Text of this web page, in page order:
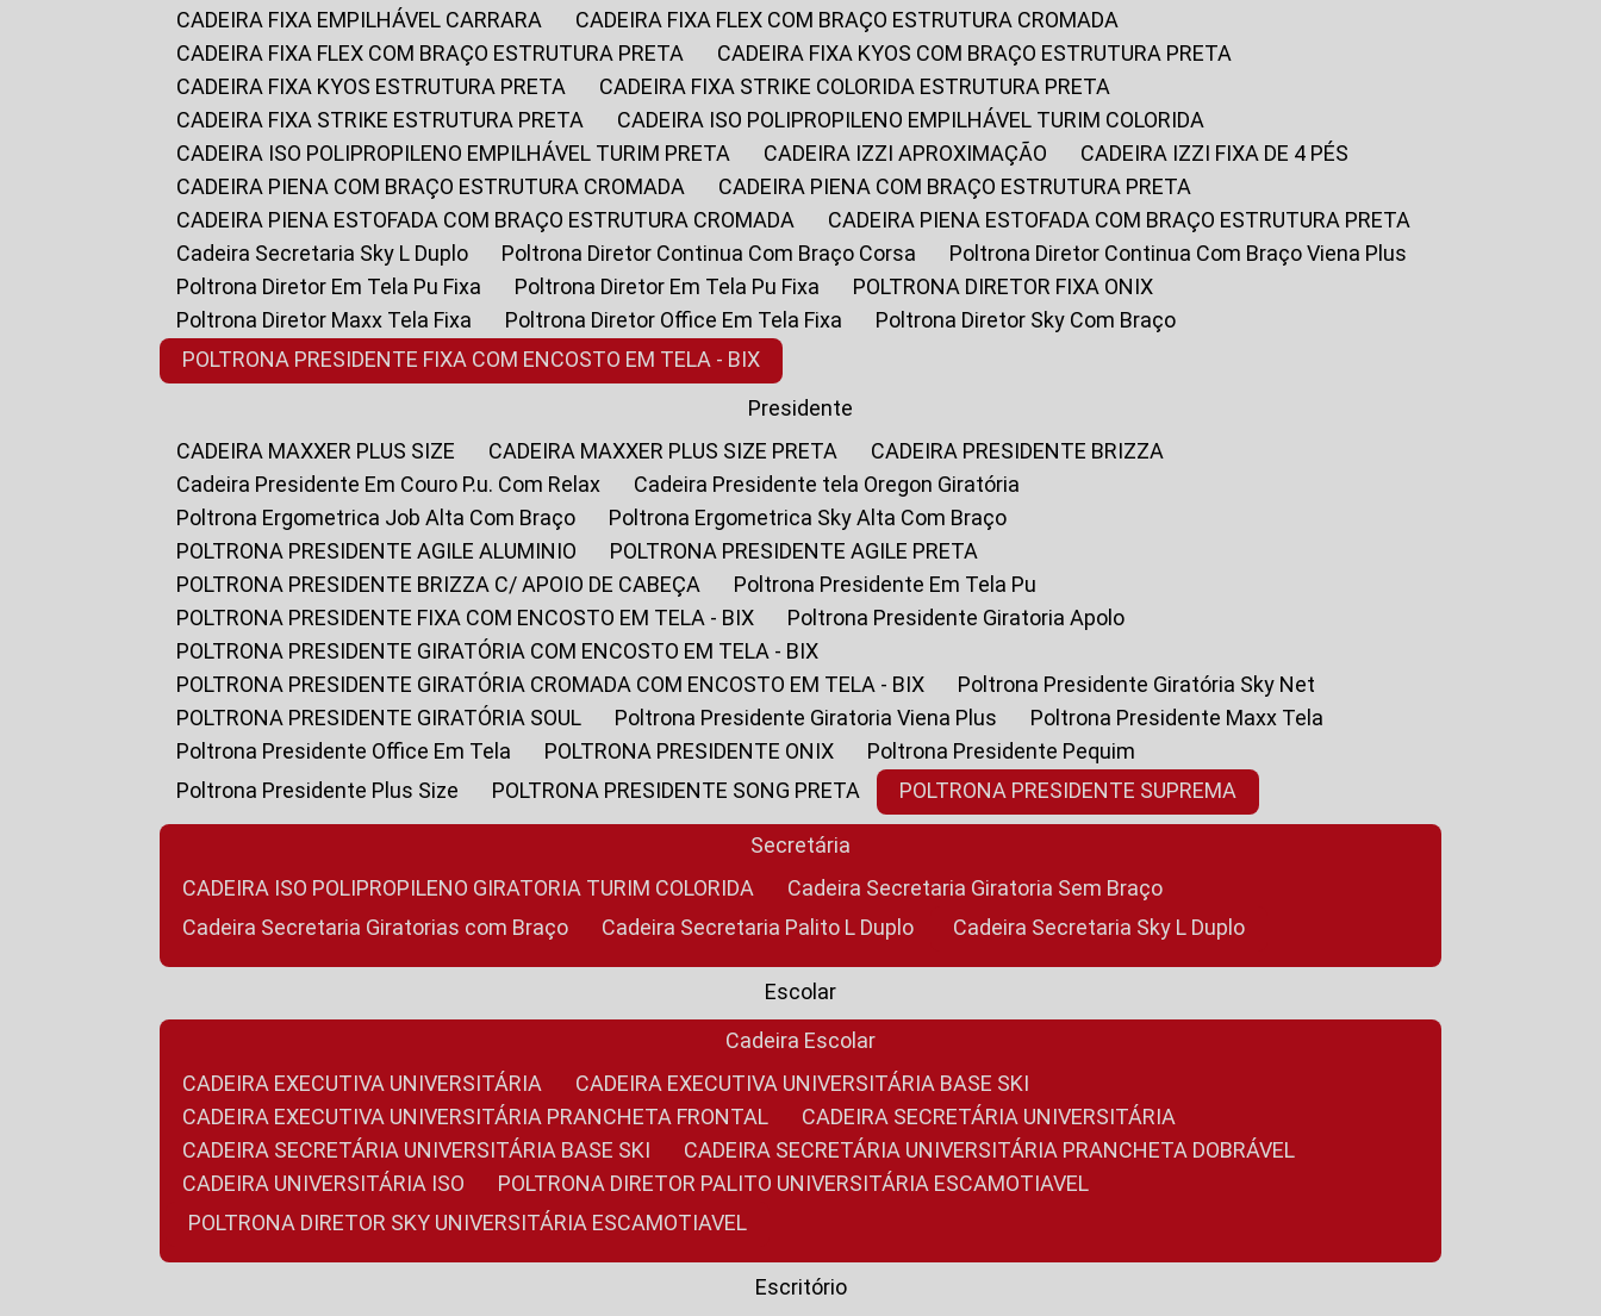
CADEIRA FIXA EMPILHÁVEL CARRARA
CADEIRA FIXA FLEX COM BRAÇO ESTRUTURA CROMADA
CADEIRA FIXA FLEX COM BRAÇO ESTRUTURA PRETA
CADEIRA FIXA KYOS COM BRAÇO ESTRUTURA PRETA
CADEIRA FIXA KYOS ESTRUTURA PRETA
CADEIRA FIXA STRIKE COLORIDA ESTRUTURA PRETA
CADEIRA FIXA STRIKE ESTRUTURA PRETA
CADEIRA ISO POLIPROPILENO EMPILHÁVEL TURIM COLORIDA
CADEIRA ISO POLIPROPILENO EMPILHÁVEL TURIM PRETA
CADEIRA IZZI APROXIMAÇÃO
CADEIRA IZZI FIXA DE 4 PÉS
CADEIRA PIENA COM BRAÇO ESTRUTURA CROMADA
CADEIRA PIENA COM BRAÇO ESTRUTURA PRETA
CADEIRA PIENA ESTOFADA COM BRAÇO ESTRUTURA CROMADA
CADEIRA PIENA ESTOFADA COM BRAÇO ESTRUTURA PRETA
Cadeira Secretaria Sky L Duplo
Poltrona Diretor Continua Com Braço Corsa
Poltrona Diretor Continua Com Braço Viena Plus
Poltrona Diretor Em Tela Pu Fixa
Poltrona Diretor Em Tela Pu Fixa
POLTRONA DIRETOR FIXA ONIX
Poltrona Diretor Maxx Tela Fixa
Poltrona Diretor Office Em Tela Fixa
Poltrona Diretor Sky Com Braço
POLTRONA PRESIDENTE FIXA COM ENCOSTO EM TELA - BIX
Presidente
CADEIRA MAXXER PLUS SIZE
CADEIRA MAXXER PLUS SIZE PRETA
CADEIRA PRESIDENTE BRIZZA
Cadeira Presidente Em Couro P.u. Com Relax
Cadeira Presidente tela Oregon Giratória
Poltrona Ergometrica Job Alta Com Braço
Poltrona Ergometrica Sky Alta Com Braço
POLTRONA PRESIDENTE AGILE ALUMINIO
POLTRONA PRESIDENTE AGILE PRETA
POLTRONA PRESIDENTE BRIZZA C/ APOIO DE CABEÇA
Poltrona Presidente Em Tela Pu
POLTRONA PRESIDENTE FIXA COM ENCOSTO EM TELA - BIX
Poltrona Presidente Giratoria Apolo
POLTRONA PRESIDENTE GIRATÓRIA COM ENCOSTO EM TELA - BIX
POLTRONA PRESIDENTE GIRATÓRIA CROMADA COM ENCOSTO EM TELA - BIX
Poltrona Presidente Giratória Sky Net
POLTRONA PRESIDENTE GIRATÓRIA SOUL
Poltrona Presidente Giratoria Viena Plus
Poltrona Presidente Maxx Tela
Poltrona Presidente Office Em Tela
POLTRONA PRESIDENTE ONIX
Poltrona Presidente Pequim
Poltrona Presidente Plus Size
POLTRONA PRESIDENTE SONG PRETA POLTRONA PRESIDENTE SUPREMA
Secretária
CADEIRA ISO POLIPROPILENO GIRATORIA TURIM COLORIDA
Cadeira Secretaria Giratoria Sem Braço
Cadeira Secretaria Giratorias com Braço
Cadeira Secretaria Palito L Duplo Cadeira Secretaria Sky L Duplo
Escolar
Cadeira Escolar
CADEIRA EXECUTIVA UNIVERSITÁRIA
CADEIRA EXECUTIVA UNIVERSITÁRIA BASE SKI
CADEIRA EXECUTIVA UNIVERSITÁRIA PRANCHETA FRONTAL
CADEIRA SECRETÁRIA UNIVERSITÁRIA
CADEIRA SECRETÁRIA UNIVERSITÁRIA BASE SKI
CADEIRA SECRETÁRIA UNIVERSITÁRIA PRANCHETA DOBRÁVEL
CADEIRA UNIVERSITÁRIA ISO
POLTRONA DIRETOR PALITO UNIVERSITÁRIA ESCAMOTIAVEL
POLTRONA DIRETOR SKY UNIVERSITÁRIA ESCAMOTIAVEL
Escritório